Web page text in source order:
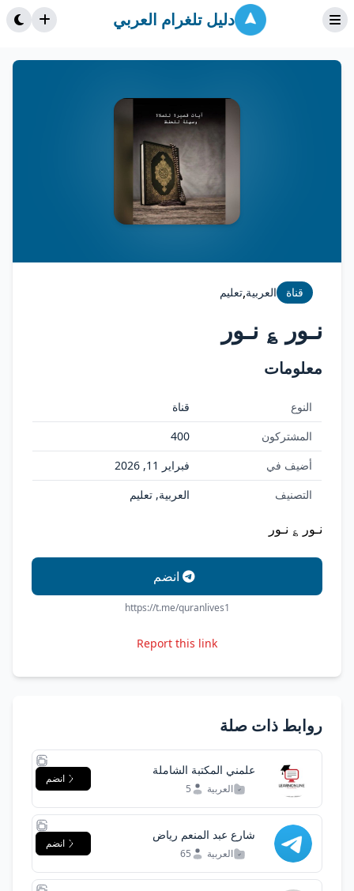
دليل تلغرام العربي
قناة العربية,تعليم
نـور ؏ نـور
معلومات
النوع
قناة
المشتركون
400
أضيف في
فبراير 11, 2026
التصنيف
العربية, تعليم
نـور ؏ نـور
انضم
https://t.me/quranlives1
Report this link
روابط ذات صلة
علمني المكتبة الشاملة
العربية 5
انضم
شارع عبد المنعم رياض
العربية 65
انضم